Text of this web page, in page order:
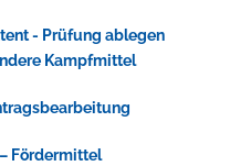
- Prüfung ablegen
Kampfmittel
Fördermittel